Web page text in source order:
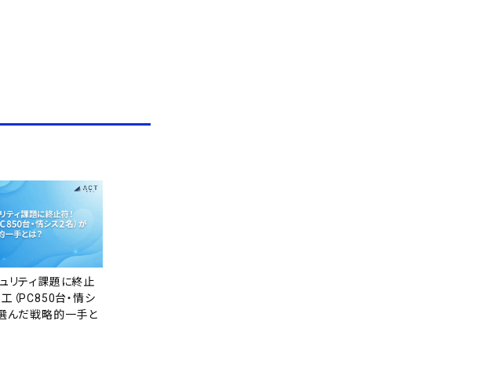
リティ課題に終止
（PC850台・情シ
んだ戦略的一手と